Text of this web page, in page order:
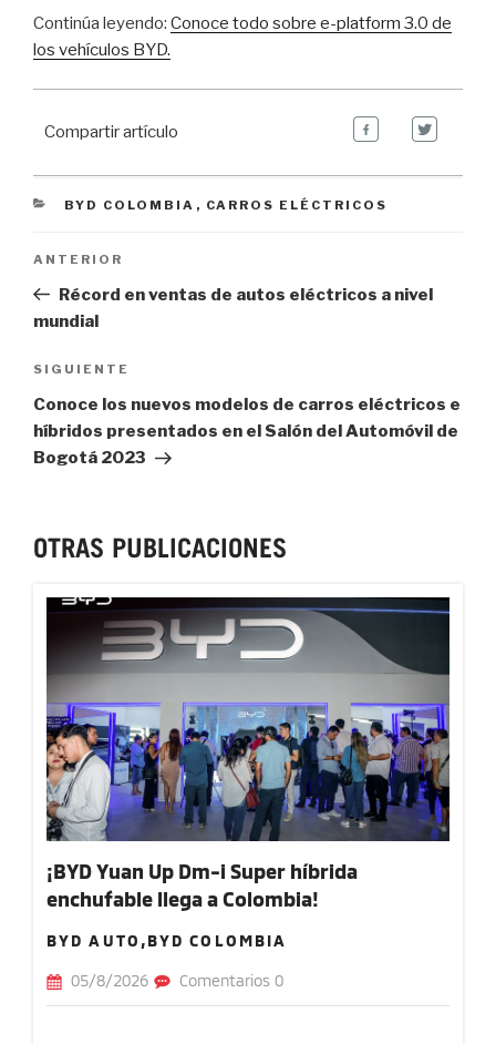
Continúa leyendo: Conoce todo sobre e-platform 3.0 de
los vehículos BYD.
Compartir artículo
CATEGORIES
BYD COLOMBIA , CARROS ELÉCTRICOS
Navegación de entradas
Previous
Post
ANTERIOR
Récord en ventas de autos eléctricos a nivel
mundial
Next
Post
SIGUIENTE
Conoce los nuevos modelos de carros eléctricos e
híbridos presentados en el Salón del Automóvil de
Bogotá 2023
OTRAS PUBLICACIONES
¡BYD Yuan Up Dm-i Super híbrida
enchufable llega a Colombia!
BYD AUTO,BYD COLOMBIA
05/8/2026 Comentarios 0